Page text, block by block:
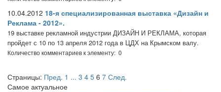
10.04.2012 18-я специализированная выставка «Дизайн и
Реклама - 2012».
19 выставке рекламной индустрии ДИЗАЙН И РЕКЛАМА, которая
пройдет с 10 по 13 апреля 2012 года в ЦДХ на Крымском валу.
Количество комментариев к элементу: 0
Страницы: Пред. 1 ... 3 4 5 6 7 След.
Самое актуальное